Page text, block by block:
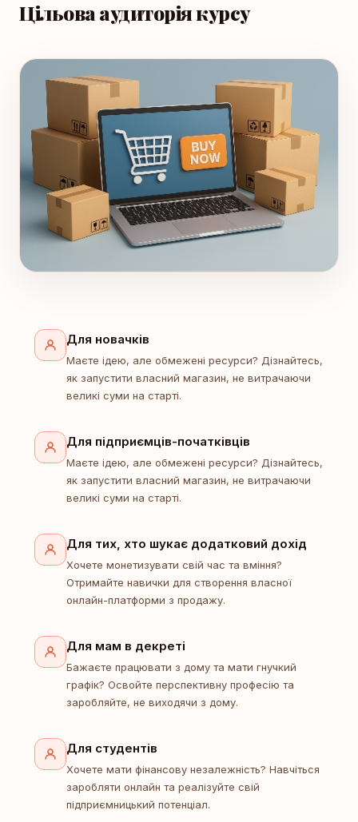
Цільова аудиторія курсу
Для новачків
Маєте ідею, але обмежені ресурси? Дізнайтесь,
як запустити власний магазин, не витрачаючи
великі суми на старті.
Для підприємців-початківців
Маєте ідею, але обмежені ресурси? Дізнайтесь,
як запустити власний магазин, не витрачаючи
великі суми на старті.
Для тих, хто шукає додатковий дохід
Хочете монетизувати свій час та вміння?
Отримайте навички для створення власної
онлайн-платформи з продажу.
Для мам в декреті
Бажаєте працювати з дому та мати гнучкий
графік? Освойте перспективну професію та
заробляйте, не виходячи з дому.
Для студентів
Хочете мати фінансову незалежність? Навчіться
заробляти онлайн та реалізуйте свій
підприємницький потенціал.